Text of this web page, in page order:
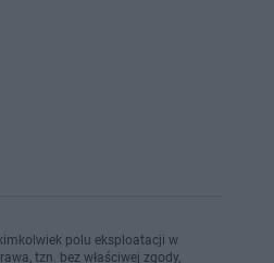
polu eksploatacji w
tzn. bez właściwej zgody,